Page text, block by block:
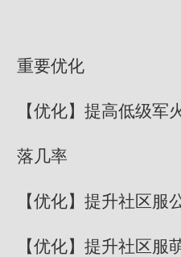
重要优化
【优化】提高低级军
落几率
【优化】提升社区服
【优化】提升社区服